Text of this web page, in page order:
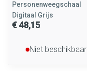
Personenweegschaal
Digitaal Grijs
€ 48,15
Niet beschikbaar